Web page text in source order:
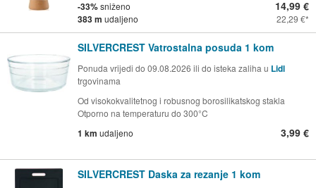
-33%sniženo
383 m udaljeno
14,99 €
22,29 €
SILVERCREST Vatrostalna posuda 1 kom
Ponuda vrijedi do 09.08.2026 ili do isteka zaliha u Lidl
trgovinama
Od visokokvalitetnog i robusnog borosilikatskog stakla
Otporno na temperaturu do 300°C
1 km udaljeno 3,99 €
SILVERCREST Daska za rezanje 1 kom